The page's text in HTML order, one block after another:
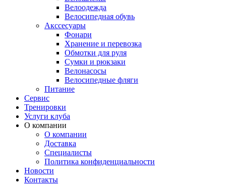
Велоодежда
Велосипедная обувь
Акссесуары
Фонари
Хранение и перевозка
Обмотки для руля
Сумки и рюкзаки
Велонасосы
Велосипедные фляги
Питание
Сервис
Тренировки
Услуги клуба
О компании
О компании
Доставка
Специалисты
Политика конфиденциальности
Новости
Контакты